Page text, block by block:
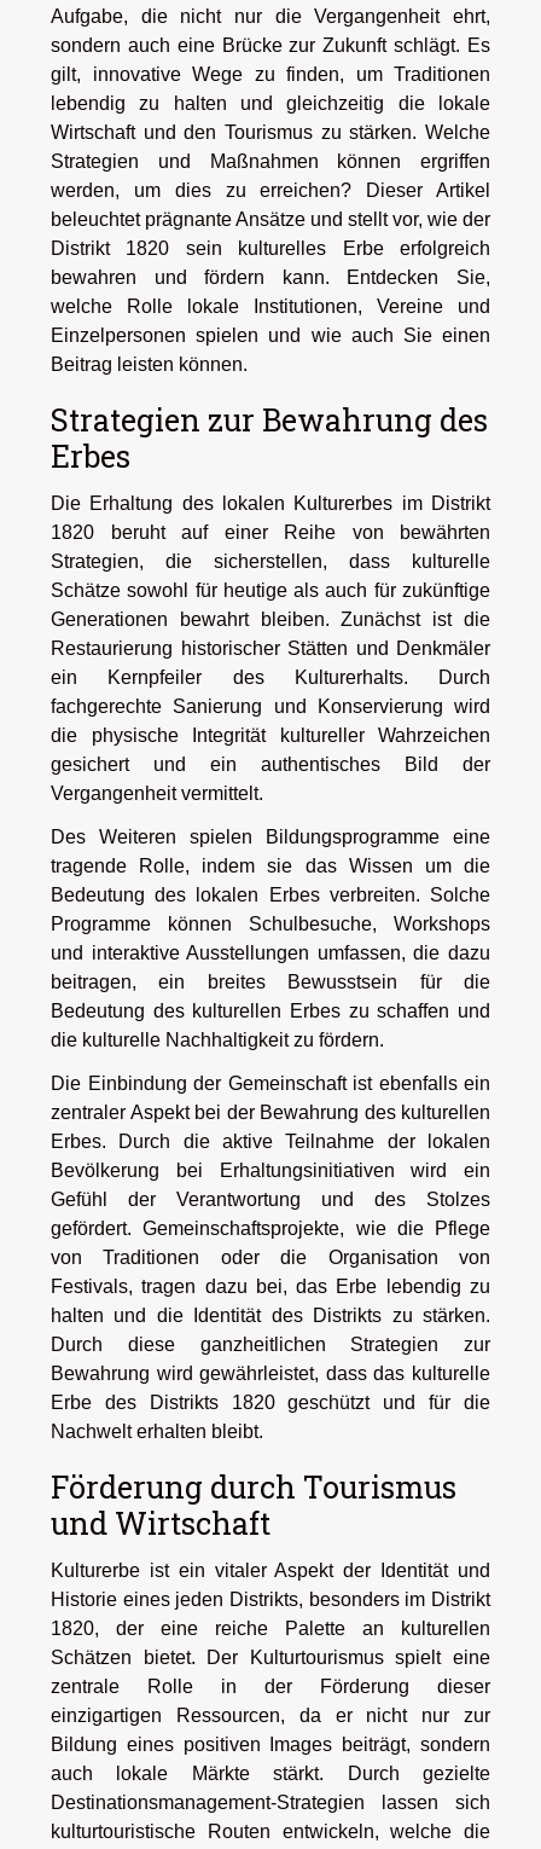
Aufgabe, die nicht nur die Vergangenheit ehrt,
sondern auch eine Brücke zur Zukunft schlägt. Es
gilt, innovative Wege zu finden, um Traditionen
lebendig zu halten und gleichzeitig die lokale
Wirtschaft und den Tourismus zu stärken. Welche
Strategien und Maßnahmen können ergriffen
werden, um dies zu erreichen? Dieser Artikel
beleuchtet prägnante Ansätze und stellt vor, wie der
Distrikt 1820 sein kulturelles Erbe erfolgreich
bewahren und fördern kann. Entdecken Sie,
welche Rolle lokale Institutionen, Vereine und
Einzelpersonen spielen und wie auch Sie einen
Beitrag leisten können.
Strategien zur Bewahrung des
Erbes
Die Erhaltung des lokalen Kulturerbes im Distrikt
1820 beruht auf einer Reihe von bewährten
Strategien, die sicherstellen, dass kulturelle
Schätze sowohl für heutige als auch für zukünftige
Generationen bewahrt bleiben. Zunächst ist die
Restaurierung historischer Stätten und Denkmäler
ein Kernpfeiler des Kulturerhalts. Durch
fachgerechte Sanierung und Konservierung wird
die physische Integrität kultureller Wahrzeichen
gesichert und ein authentisches Bild der
Vergangenheit vermittelt.
Des Weiteren spielen Bildungsprogramme eine
tragende Rolle, indem sie das Wissen um die
Bedeutung des lokalen Erbes verbreiten. Solche
Programme können Schulbesuche, Workshops
und interaktive Ausstellungen umfassen, die dazu
beitragen, ein breites Bewusstsein für die
Bedeutung des kulturellen Erbes zu schaffen und
die kulturelle Nachhaltigkeit zu fördern.
Die Einbindung der Gemeinschaft ist ebenfalls ein
zentraler Aspekt bei der Bewahrung des kulturellen
Erbes. Durch die aktive Teilnahme der lokalen
Bevölkerung bei Erhaltungsinitiativen wird ein
Gefühl der Verantwortung und des Stolzes
gefördert. Gemeinschaftsprojekte, wie die Pflege
von Traditionen oder die Organisation von
Festivals, tragen dazu bei, das Erbe lebendig zu
halten und die Identität des Distrikts zu stärken.
Durch diese ganzheitlichen Strategien zur
Bewahrung wird gewährleistet, dass das kulturelle
Erbe des Distrikts 1820 geschützt und für die
Nachwelt erhalten bleibt.
Förderung durch Tourismus
und Wirtschaft
Kulturerbe ist ein vitaler Aspekt der Identität und
Historie eines jeden Distrikts, besonders im Distrikt
1820, der eine reiche Palette an kulturellen
Schätzen bietet. Der Kulturtourismus spielt eine
zentrale Rolle in der Förderung dieser
einzigartigen Ressourcen, da er nicht nur zur
Bildung eines positiven Images beiträgt, sondern
auch lokale Märkte stärkt. Durch gezielte
Destinationsmanagement-Strategien lassen sich
kulturtouristische Routen entwickeln, welche die